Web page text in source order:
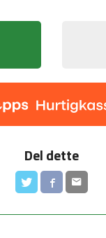
Del dette